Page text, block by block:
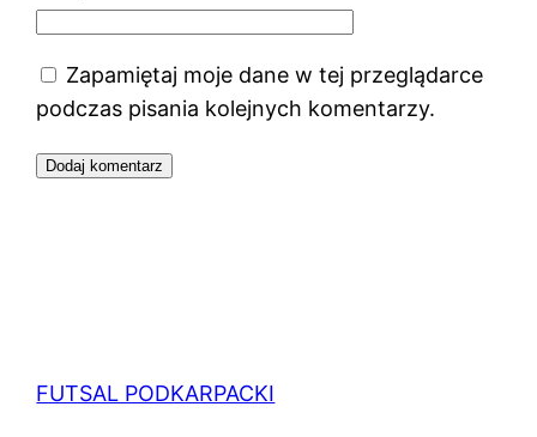
Zapamiętaj moje dane w tej przeglądarce
podczas pisania kolejnych komentarzy.
FUTSAL PODKARPACKI